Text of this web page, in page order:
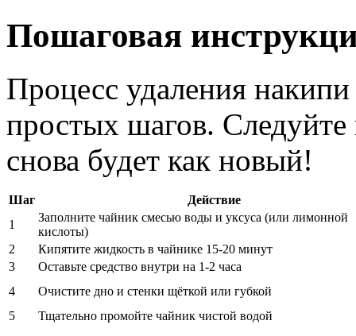
Пошаговая
Процесс удаления
простых шагов.
снова будет как новый!
Шаг
Действие
1
Заполните чайник смесью воды и уксуса (или лимонной
кислоты)
2
Кипятите жидкость в чайнике 15-20 минут
3
Оставьте средство внутри на 1-2 часа
4
Очистите дно и стенки щёткой или губкой
5
Тщательно промойте чайник чистой водой